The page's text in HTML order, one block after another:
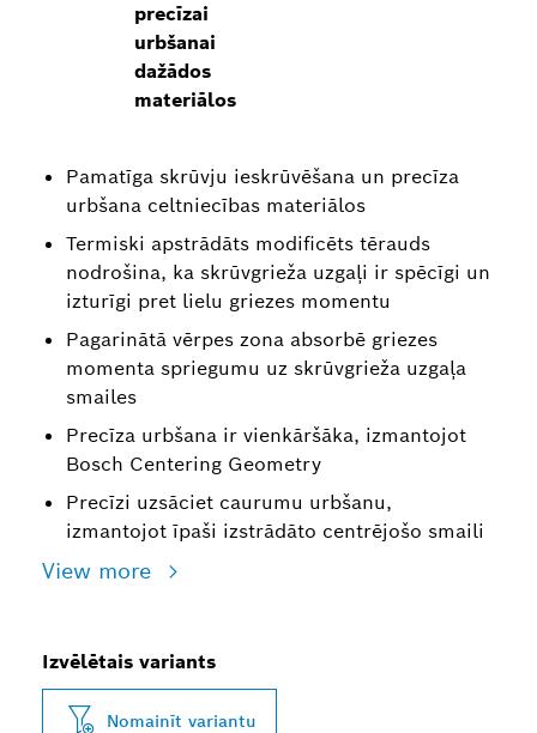
precīzai
urbšanai
dažādos
materiālos
Pamatīga skrūvju ieskrūvēšana un precīza
urbšana celtniecības materiālos
Termiski apstrādāts modificēts tērauds
nodrošina, ka skrūvgrieža uzgaļi ir spēcīgi un
izturīgi pret lielu griezes momentu
Pagarinātā vērpes zona absorbē griezes
momenta spriegumu uz skrūvgrieža uzgaļa
smailes
Precīza urbšana ir vienkāršāka, izmantojot
Bosch Centering Geometry
Precīzi uzsāciet caurumu urbšanu,
izmantojot īpaši izstrādāto centrējošo smaili
View more
Izvēlētais variants
Nomainīt variantu